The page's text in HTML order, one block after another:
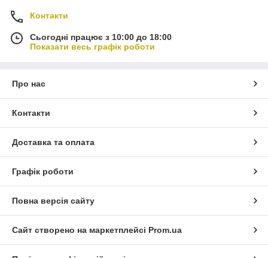
Контакти
Сьогодні працює з 10:00 до 18:00
Показати весь графік роботи
Про нас
Контакти
Доставка та оплата
Графік роботи
Повна версія сайту
Сайт створено на маркетплейсі Prom.ua